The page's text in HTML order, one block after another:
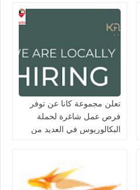
تعلن مجموعة كانا عن توفر
فرص عمل شاغرة لحملة
البكالوريوس في العديد من